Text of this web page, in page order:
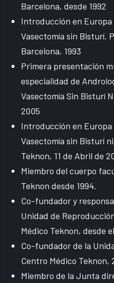
Barcelona, desde 1992
Introducción en Europa
Vasectomía sin Bisturí.
Barcelona, 1993
Primera presentación
especialidad de
Vasectomía Sin Bisturí
2005
Introducción en Europa
Vasectomía sin Bisturí
Teknon, 11 de Abril de
Miembro del cuerpo
Teknon desde 1994.
Co-fundador y
Unidad de
Médico Teknon, desde
Co-fundador de la
Centro Médico Teknon,
Miembro de la Junta